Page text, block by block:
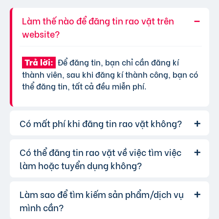
Làm thế nào để đăng tin rao vặt trên
website?
Trả lời: Để đăng tin, bạn chỉ cần đăng kí
thành viên, sau khi đăng kí thành công, bạn có
thể đăng tin, tất cả đều miễn phí.
Có mất phí khi đăng tin rao vặt không?
Trả lời: Chúng tôi cung cấp gói đăng tin miễn
phí cơ bản cho tất cả người dùng. Tuy nhiên, để
thị, bạn có thể lựa chọn các gói dịch vụ nâng
cấp với chi phí hợp lý, xem thêmphí dịch vụ tin
VIP.
Có thể đăng tin rao vặt về việc tìm việc
làm hoặc tuyển dụng không?
Trả lời: Hoàn toàn có thể. Website của chúng
tôi hỗ trợ đăng tin tuyển dụng và tìm việc làm.
Làm sao để tìm kiếm sản phẩm/dịch vụ
mình cần?